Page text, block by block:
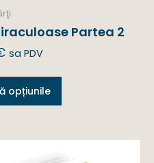
Partea 2
sa PDV
opțiunile